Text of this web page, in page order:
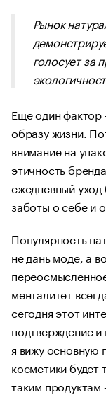
Рынок
голосует за
Еще один фактор
образу жизни.
внимание на
этичность
ежедневный
заботы о себе и
Популярность
не дань моде, а
менталитет
сегодня этот
подтверждение
я вижу основную
косметики будет
таким